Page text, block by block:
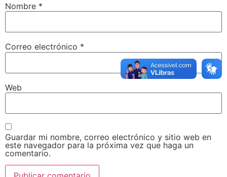
Nombre *
Correo electrónico *
Web
Guardar mi nombre, correo electrónico y sitio web en
este navegador para la próxima vez que haga un
comentario.